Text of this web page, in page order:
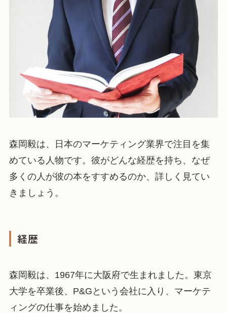
森岡毅は、日本のマーケティング業界で注目を集
めている人物です。彼がどんな経歴を持ち、なぜ
多くの人が彼の本をすすめるのか、詳しく見てい
きましょう。
経歴
森岡毅は、1967年に大阪府で生まれました。東京
大学を卒業後、P&Gという会社に入り、マーケテ
ィングの仕事を始めました。